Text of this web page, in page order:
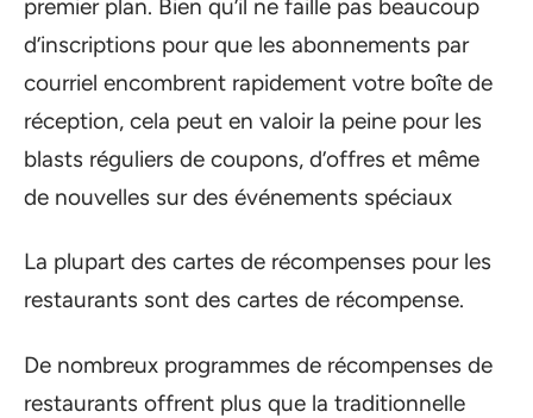
premier plan. Bien qu’il ne faille pas beaucoup
d’inscriptions pour que les abonnements par
courriel encombrent rapidement votre boîte de
réception, cela peut en valoir la peine pour les
blasts réguliers de coupons, d’offres et même
de nouvelles sur des événements spéciaux
La plupart des cartes de récompenses pour les
restaurants sont des cartes de récompense.
De nombreux programmes de récompenses de
restaurants offrent plus que la traditionnelle